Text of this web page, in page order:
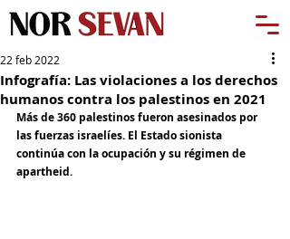
Infografía: Las violaciones a los derechos
humanos contra los palestinos en 2021
22 feb 2022
Más de 360 palestinos fueron asesinados por
las fuerzas israelíes. El Estado sionista
continúa con la ocupación y su régimen de
apartheid.